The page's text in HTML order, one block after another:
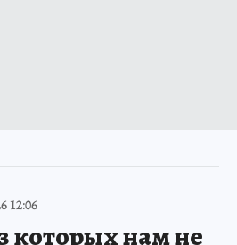
12:06
которых нам не